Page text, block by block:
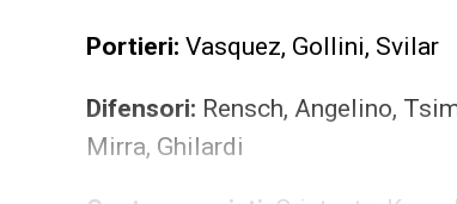
Portieri: Vasquez, Gollini, Svilar
Difensori: Rensch, Angelino,
Mirra, Ghilardi